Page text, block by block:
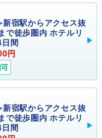
宿駅からアクセス抜
で徒歩圏内 ホテルリ
間
円
宿駅からアクセス抜
で徒歩圏内 ホテルリ
間